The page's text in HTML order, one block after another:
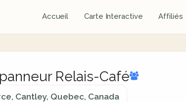
Accueil Carte Interactive Affiliés
Relais-Café
Cantley, Quebec, Canada